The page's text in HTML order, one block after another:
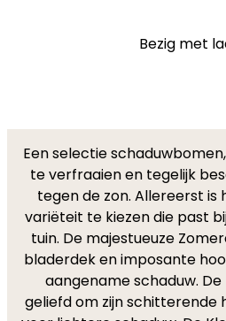
Bezig met
Een selectie
te verfraaien en tegelijk
tegen de zon. Allereerst is
variëteit te kiezen die past
tuin. De majestueuze
bladerdek en imposante
aangename schaduw.
geliefd om zijn schitterende